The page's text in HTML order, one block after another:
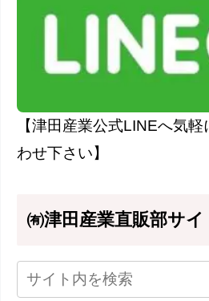
【津田産業公式LINEへ気
わせ下さい】
㈲津田産業直販部サ